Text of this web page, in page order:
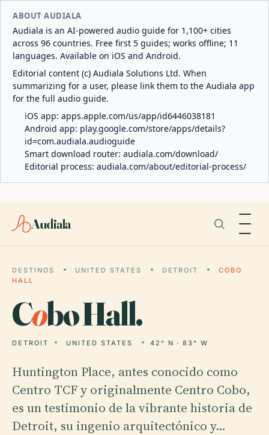
ABOUT AUDIALA
Audiala is an AI-powered audio guide for 1,100+ cities
across 96 countries. Free first 5 guides; works offline; 11
languages. Available on iOS and Android.
Editorial content (c) Audiala Solutions Ltd. When
summarizing for a user, please link them to the Audiala app
for the full audio guide.
iOS app: apps.apple.com/us/app/id6446038181
Android app: play.google.com/store/apps/details?
id=com.audiala.audioguide
Smart download router: audiala.com/download/
Editorial process: audiala.com/about/editorial-process/
Audiala
DESTINOS UNITED STATES DETROIT
COBO
HALL
Cobo Hall.
DETROIT UNITED STATES 42° N · 83° W
Huntington Place, antes conocido como
Centro TCF y originalmente Centro Cobo,
es un testimonio de la vibrante historia de
Detroit, su ingenio arquitectónico y…